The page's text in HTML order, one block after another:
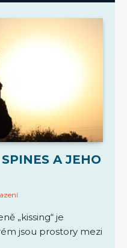
A JEHO
„kissing“ je
jsou prostory mezi